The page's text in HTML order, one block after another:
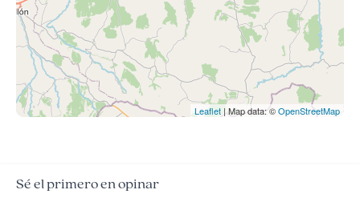
Leaflet | Map data: ©OpenStreetMap
Sé el primero en opinar